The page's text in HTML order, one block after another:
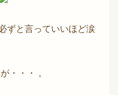
ずと言っていいほど涙
・・・ 。